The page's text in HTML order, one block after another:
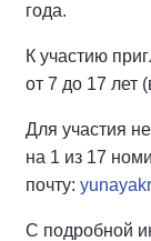
года.
К участию
от 7 до 17 лет
Для участия
на 1 из 17
почту:
С подробной